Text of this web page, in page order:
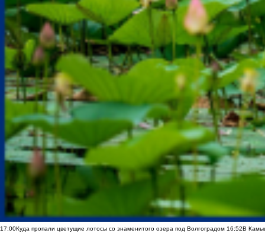
17:00Куда пропали цветущие лотосы со знаменитого озера под Волгоградом 16:52В